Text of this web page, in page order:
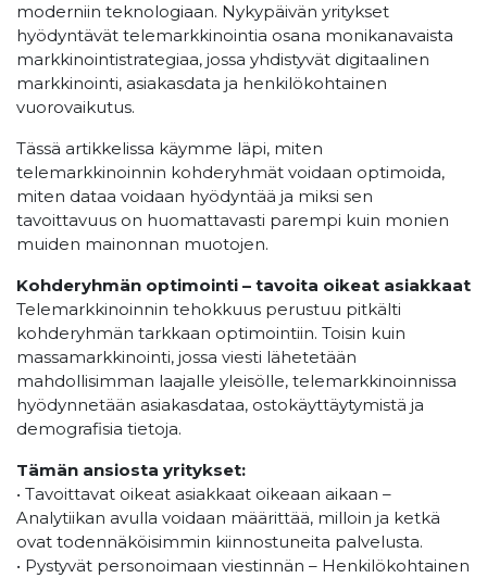
moderniin teknologiaan. Nykypäivän yritykset
hyödyntävät telemarkkinointia osana monikanavaista
markkinointistrategiaa, jossa yhdistyvät digitaalinen
markkinointi, asiakasdata ja henkilökohtainen
vuorovaikutus.
Tässä artikkelissa käymme läpi, miten
telemarkkinoinnin kohderyhmät voidaan optimoida,
miten dataa voidaan hyödyntää ja miksi sen
tavoittavuus on huomattavasti parempi kuin monien
muiden mainonnan muotojen.
Kohderyhmän optimointi – tavoita oikeat asiakkaat
Telemarkkinoinnin tehokkuus perustuu pitkälti
kohderyhmän tarkkaan optimointiin. Toisin kuin
massamarkkinointi, jossa viesti lähetetään
mahdollisimman laajalle yleisölle, telemarkkinoinnissa
hyödynnetään asiakasdataa, ostokäyttäytymistä ja
demografisia tietoja.
Tämän ansiosta yritykset:
• Tavoittavat oikeat asiakkaat oikeaan aikaan –
Analytiikan avulla voidaan määrittää, milloin ja ketkä
ovat todennäköisimmin kiinnostuneita palvelusta.
• Pystyvät personoimaan viestinnän – Henkilökohtainen